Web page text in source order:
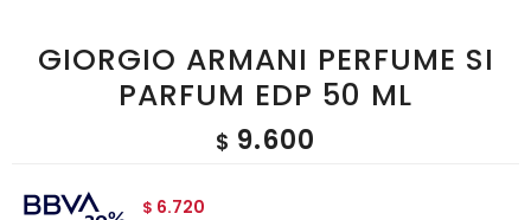
GIORGIO ARMANI PERFUME SI
PARFUM EDP 50 ML
$ 9.600
$ 6.720